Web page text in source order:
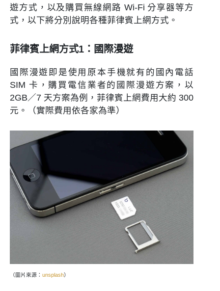
遊方式，以及購買無線網路 Wi-Fi 分享器等方
式，以下將分別說明各種菲律賓上網方式。
菲律賓上網方式1：國際漫遊
國際漫遊即是使用原本手機就有的國內電話
SIM 卡，購買電信業者的國際漫遊方案，以
2GB／7 天方案為例，菲律賓上網費用大約 300
元。（實際費用依各家為準）
（圖片來源： unsplash）